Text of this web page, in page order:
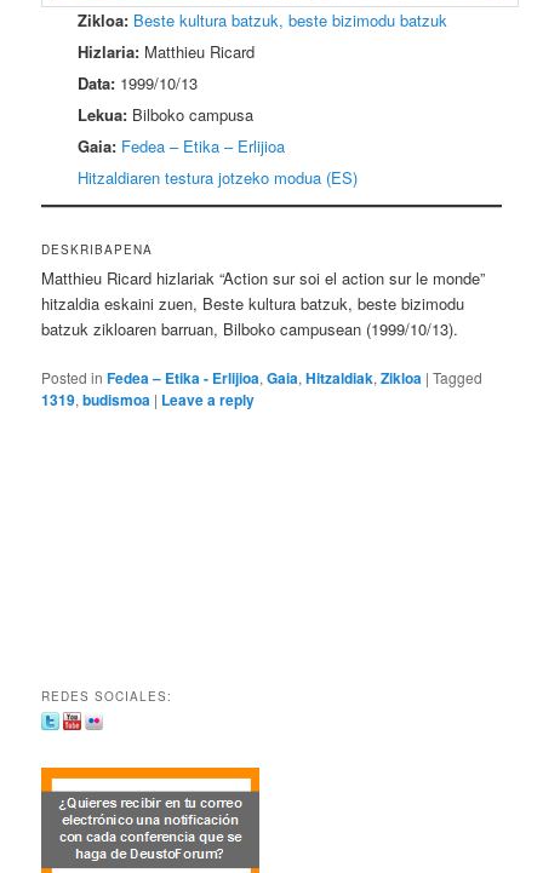
Zikloa: Beste kultura batzuk, beste bizimodu batzuk
Hizlaria: Matthieu Ricard
Data: 1999/10/13
Lekua: Bilboko campusa
Gaia: Fedea – Etika – Erlijioa
Hitzaldiaren testura jotzeko modua (ES)
DESKRIBAPENA
Matthieu Ricard hizlariak “Action sur soi el action sur le monde”
hitzaldia eskaini zuen, Beste kultura batzuk, beste bizimodu
batzuk zikloaren barruan, Bilboko campusean (1999/10/13).
Posted in Fedea – Etika - Erlijioa,Gaia,Hitzaldiak,Zikloa |Tagged
1319,budismoa | Leave a reply
REDES SOCIALES: